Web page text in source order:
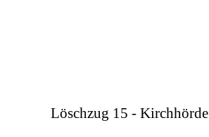
Löschzug 15 - Kirchhörde